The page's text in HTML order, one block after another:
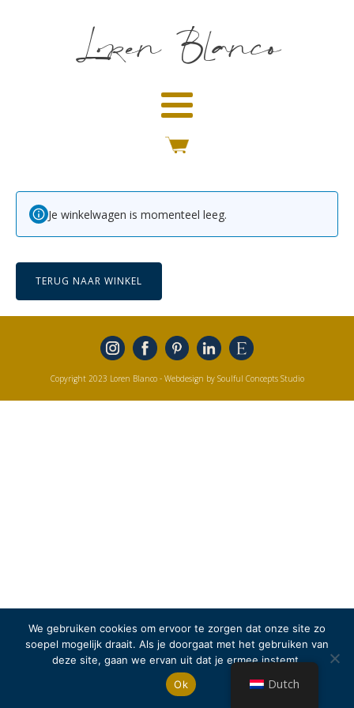
Loren Blanco
Je winkelwagen is momenteel leeg.
TERUG NAAR WINKEL
Copyright 2023 Loren Blanco - Webdesign by Soulful Concepts Studio
Dutch
We gebruiken cookies om ervoor te zorgen dat onze site zo
soepel mogelijk draait. Als je doorgaat met het gebruiken van
deze site, gaan we ervan uit dat je ermee instemt.
Ok